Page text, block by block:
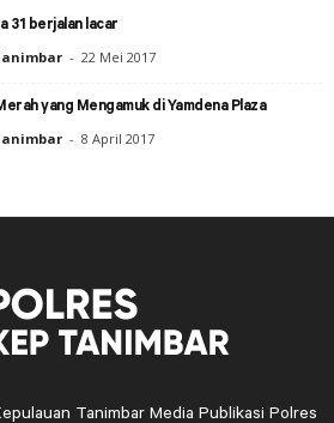
31 berjalan lacar
- 22 Mei 2017
yang Mengamuk di Yamdena Plaza
- 8 April 2017
Tanimbar Media Publikasi Polres